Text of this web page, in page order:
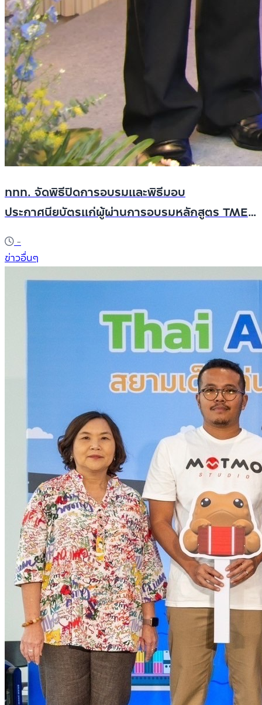
ททท. จัดพิธีปิดการอบรมและพิธีมอบ
ประกาศนียบัตรแก่ผู้ผ่านการอบรมหลักสูตร TME
รุ่นที่ 5 ประจำปี 2567
-
ข่าวอื่นๆ